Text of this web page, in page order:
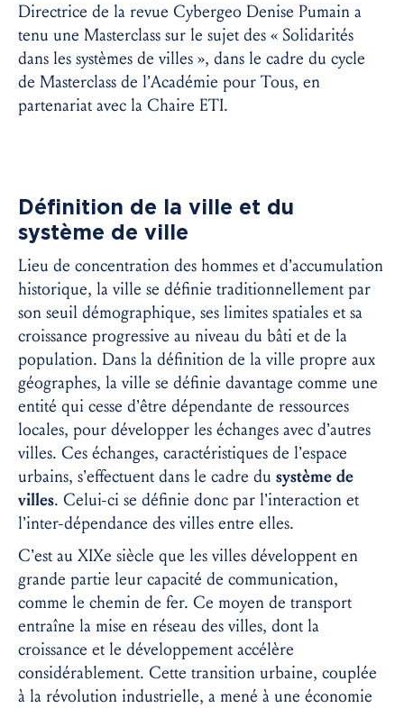
Directrice de la revue Cybergeo Denise Pumain a
tenu une Masterclass sur le sujet des « Solidarités
dans les systèmes de villes », dans le cadre du cycle
de Masterclass de l’Académie pour Tous, en
partenariat avec la Chaire ETI.
Définition de la ville et du
système de ville
Lieu de concentration des hommes et d’accumulation
historique, la ville se définie traditionnellement par
son seuil démographique, ses limites spatiales et sa
croissance progressive au niveau du bâti et de la
population. Dans la définition de la ville propre aux
géographes, la ville se définie davantage comme une
entité qui cesse d’être dépendante de ressources
locales, pour développer les échanges avec d’autres
villes. Ces échanges, caractéristiques de l’espace
urbains, s’effectuent dans le cadre du système de
villes. Celui-ci se définie donc par l’interaction et
l’inter-dépendance des villes entre elles.
C’est au XIXe siècle que les villes développent en
grande partie leur capacité de communication,
comme le chemin de fer. Ce moyen de transport
entraîne la mise en réseau des villes, dont la
croissance et le développement accélère
considérablement. Cette transition urbaine, couplée
à la révolution industrielle, a mené à une économie